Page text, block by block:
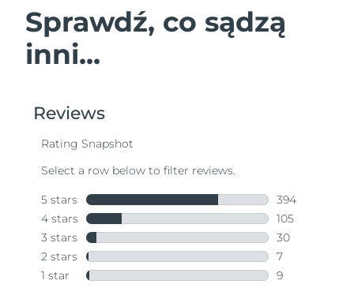
Sprawdź, co sądzą
inni...